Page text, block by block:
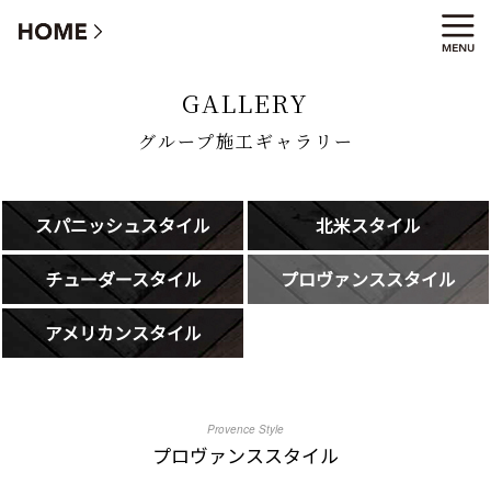
グループ施工ギャラリー
GALLERY
グループ施工ギャラリー
スパニッシュスタイル 北米スタイル
チューダースタイル プロヴァンススタイル
アメリカンスタイル
Provence Style
プロヴァンススタイル